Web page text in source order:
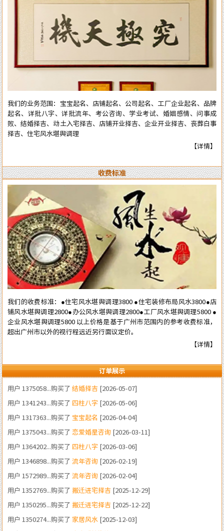
庆择吉等。一生以直言敢断的风格，从不虚言巧语的业德而深受广大各界
人士的高度好评和信赖。时间能证明实力，陈洲先生能够三十多年从业至
今，口碑越来越好，客户越来越多，可想而知陈洲先生的学术修为的高深
程度！ 陈洲先生研究运用易学近四十年、学术上:理论基础高深，博取众
家之长，经验丰富、见解独到、业德高尚。 本公司网站对外服务项目，
全部真人实体进行预测与操作，服务质量绝对精准实用。详情了解可拔打
电话或加微信：15916618178（微信同号），进行咨询了解。
我们的业务范围：宝宝起名、店铺起名、公司起名、工厂企业起名、品牌
起名、详批八字、详批流年、考公咨询、学业考试、婚姻感情、问事成
败、结婚择吉、动土入宅择吉、店铺开业择吉、企业开业择吉、丧葬白事
择吉、住宅风水堪舆调理
【详情】
收费标准
我们的收费标准：●住宅风水堪舆调理3800 ●住宅装修布局风水3800●店
铺风水堪舆调理2800●办公风水堪舆调理2800●工厂风水堪舆调理5800 ●
企业风水堪舆调理5800 以上价格是基于广州市范围内的参考收费标准，
超出广州市以外的视行程远近另行面议定价。
【详情】
订单展示
用户 1380233...购买了装修风水[2026-06-22]
用户 1383424...购买了四柱八字[2026-05-23]
用户 1341243...购买了四柱八字[2026-05-06]
用户 1317363...购买了 宝宝起名 [2026-04-04]
用户 1375043...购买了 恋爱婚星咨询[2026-03-11]
用户 1364202...购买了 四柱八字 [2026-03-06]
用户 1346898...购买了 流年咨询[2026-02-19]
用户 1572989...购买了 流年咨询 [2026-02-04]
用户 1352769...购买了 搬迁进宅择吉[2025-12-29]
用户 1350295...购买了 搬迁进宅择吉[2025-12-22]
用户 1350274...购买了 家居风水[2025-12-03]
用户 1334418...购买了 夫妻感情咨询 [2025-12-02]
用户 1306892...购买了 店铺风水 [2025-11-29]